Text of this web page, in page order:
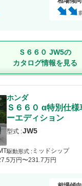
Ｓ６６０ JW5の
カタログ情報を見る
ホンダ
Ｓ６６０ α特別仕様
ーエディション
型式 :JW5
駆動形式 : ミッドシップ
.5万円〜231 .7万円